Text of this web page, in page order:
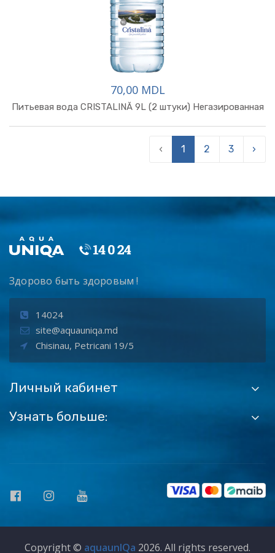
70,00 MDL
Питьевая вода CRISTALINĂ 9L (2 штуки) Негазированная
‹ 1 2 3 ›
Здорово быть здоровым !
14024
site@aquauniqa.md
Chisinau, Petricani 19/5
Личный кабинет
Узнать больше:
Copyright © aquaunIQa 2026. All rights reserved.